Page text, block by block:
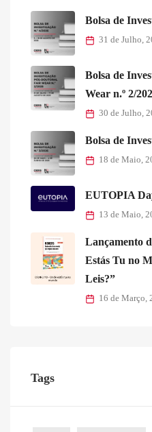
Bolsa de
31 de Julho,
Bolsa de
Wear n.º 2/
30 de Julho,
Bolsa de
18 de Maio,
EUTOPIA
13 de Maio,
Lançamento
Estás Tu no
Leis?”
16 de Março,
Tags